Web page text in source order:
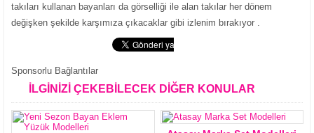
takıları kullanan bayanları da görselliği ile alan takılar her dönem
değişken şekilde karşımıza çıkacaklar gibi izlenim bırakıyor .
Sponsorlu Bağlantılar
İLGİNİZİ ÇEKEBİLECEK DİĞER KONULAR